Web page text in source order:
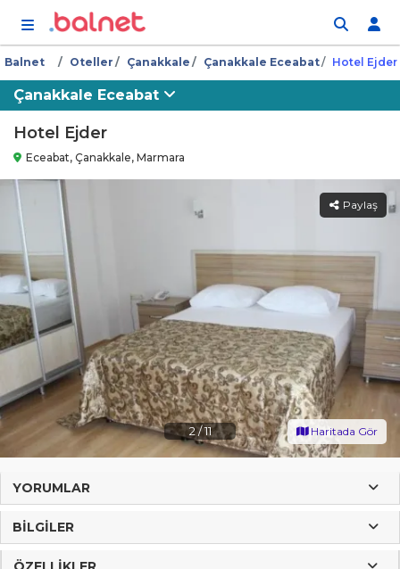
Balnet Oteller Çanakkale Çanakkale Eceabat Hotel Ejder
Çanakkale Eceabat
Hotel Ejder
Eceabat, Çanakkale, Marmara
2/11
Paylaş
Haritada Gör
YORUMLAR
BILGILER